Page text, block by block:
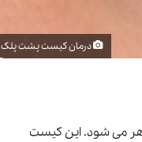
درمان کیست پشت پلک
می شود. این کیست